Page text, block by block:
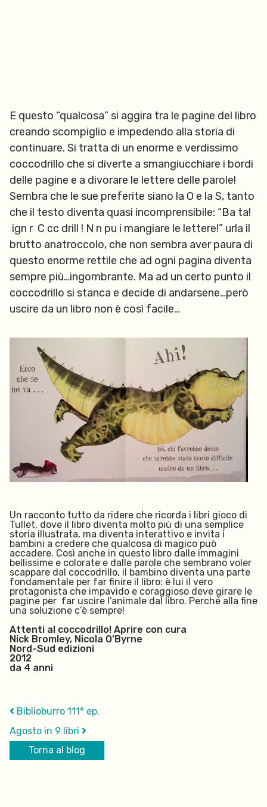
E questo “qualcosa” si aggira tra le pagine del libro
creando scompiglio e impedendo alla storia di
continuare. Si tratta di un enorme e verdissimo
coccodrillo che si diverte a smangiucchiare i bordi
delle pagine e a divorare le lettere delle parole!
Sembra che le sue preferite siano la O e la S, tanto
che il testo diventa quasi incomprensibile: “Ba ta!
ign r C cc drill ! N n pu i mangiare le lettere!” urla il
brutto anatroccolo, che non sembra aver paura di
questo enorme rettile che ad ogni pagina diventa
sempre più…ingombrante. Ma ad un certo punto il
coccodrillo si stanca e decide di andarsene…però
uscire da un libro non è così facile…
Un racconto tutto da ridere che ricorda i libri gioco di
Tullet, dove il libro diventa molto più di una semplice
storia illustrata, ma diventa interattivo e invita i
bambini a credere che qualcosa di magico può
accadere. Così anche in questo libro dalle immagini
bellissime e colorate e dalle parole che sembrano voler
scappare dal coccodrillo, il bambino diventa una parte
fondamentale per far finire il libro: è lui il vero
protagonista che impavido e coraggioso deve girare le
pagine per far uscire l’animale dal libro. Perché alla fine
una soluzione c’è sempre!
Attenti al coccodrillo! Aprire con cura
Nick Bromley, Nicola O’Byrne
Nord-Sud edizioni
2012
da 4 anni
Biblioburro 111° ep.
Torna al blog
Agosto in 9 libri